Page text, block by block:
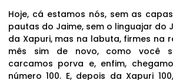
Hoje, cá estamos nós, sem as
pautas do Jaime, sem o linguajar do
da Xapuri, mas na labuta, firmes na
mês sim de novo, como você
carcamos porva e, enfim,
número 100. E, depois da Xapuri